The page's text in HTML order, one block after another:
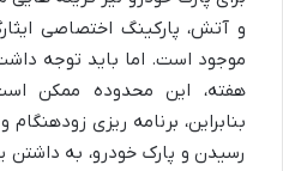
و آتش، پارکینگ اختصاصی
موجود است. اما باید توجه
هفته، این محدوده ممکن
بنابراین، برنامه ریزی
رسیدن و پارک خودرو، به